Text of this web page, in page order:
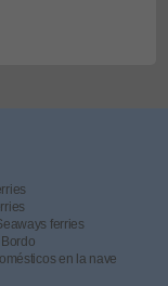
ferries
en la nave